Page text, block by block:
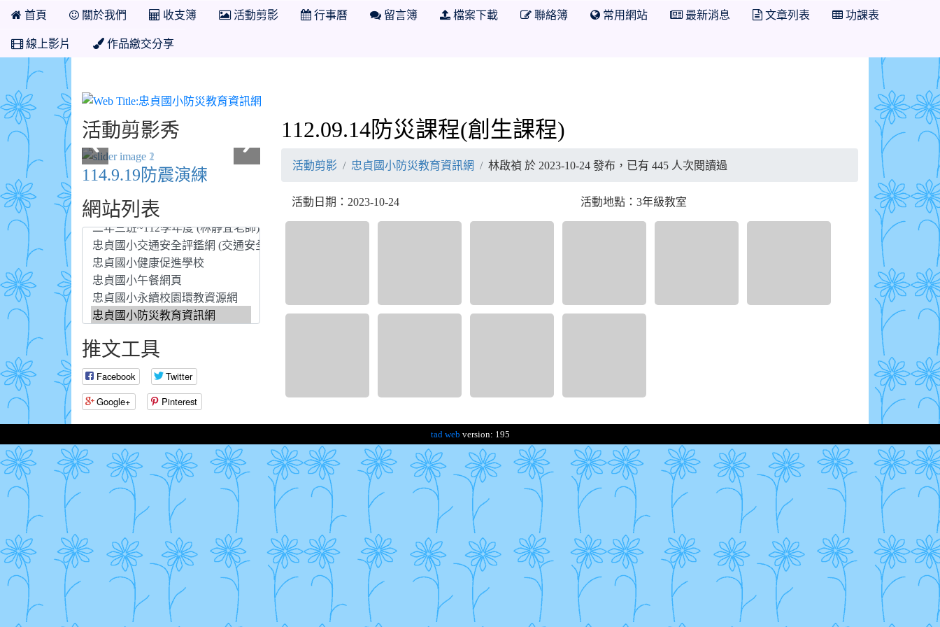
首頁 關於我們 收支簿 活動剪影 行事曆 留言簿 檔案下載 聯絡簿 常用網站 最新消息 文章列表 功課表
線上影片 作品繳交分享
活動剪影秀
114.9.19防震演練
網站列表
推文工具
Facebook
Twitter
Google+
Pinterest
112.09.14防災課程(創生課程)
活動剪影 忠貞國小防災教育資訊網 林啟禎 於 2023-10-24 發布，已有 445 人次閱讀過
活動日期：2023-10-24 活動地點：3年級教室
tad web version: 195